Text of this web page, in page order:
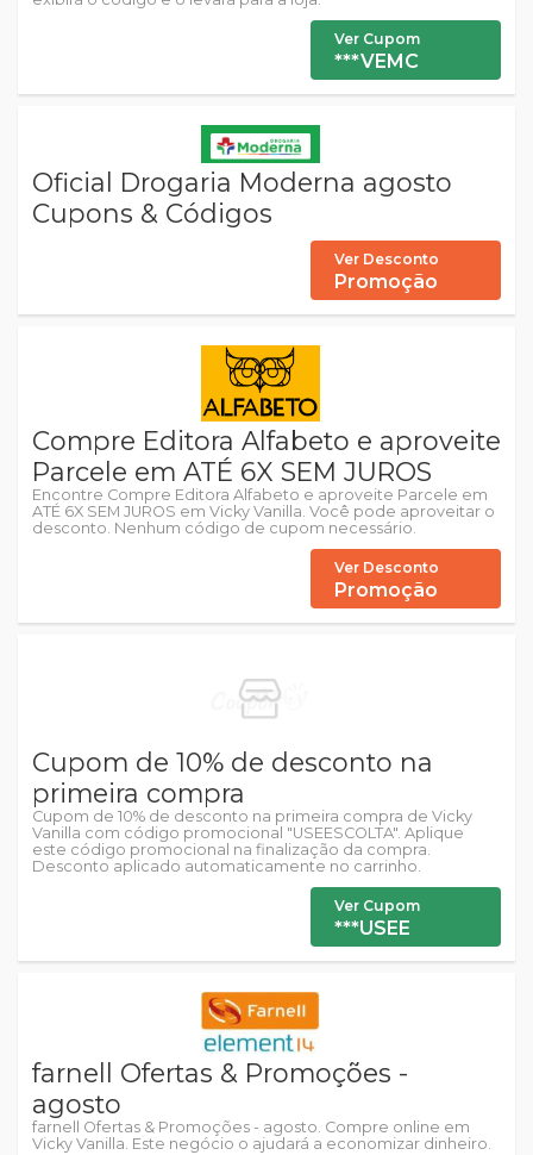
Ver Cupom
***VEMC
Oficial Drogaria Moderna agosto
Cupons & Códigos
Ver Desconto
Promoção
Compre Editora Alfabeto e aproveite
Parcele em ATÉ 6X SEM JUROS
Encontre Compre Editora Alfabeto e aproveite Parcele em
ATÉ 6X SEM JUROS em Vicky Vanilla. Você pode aproveitar o
desconto. Nenhum código de cupom necessário.
Ver Desconto
Promoção
Cupom de 10% de desconto na
primeira compra
Cupom de 10% de desconto na primeira compra de Vicky
Vanilla com código promocional "USEESCOLTA". Aplique
este código promocional na finalização da compra.
Desconto aplicado automaticamente no carrinho.
Ver Cupom
***USEE
farnell Ofertas & Promoções -
agosto
farnell Ofertas & Promoções - agosto. Compre online em
Vicky Vanilla. Este negócio o ajudará a economizar dinheiro.